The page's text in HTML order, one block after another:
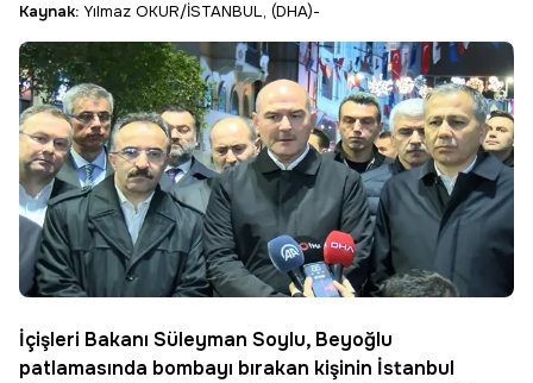
Kaynak: Yılmaz OKUR/İSTANBUL, (DHA)-
İçişleri Bakanı Süleyman Soylu, Beyoğlu
patlamasında bombayı bırakan kişinin İstanbul